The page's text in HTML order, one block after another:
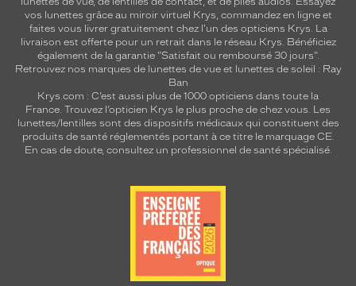
vos lunettes grâce au miroir virtuel Krys, commandez en ligne et
faites vous livrer gratuitement chez l'un des opticiens Krys. La
livraison est offerte pour un retrait dans le réseau Krys. Bénéficiez
également de la garantie "Satisfait ou remboursé 30 jours".
Retrouvez nos marques de lunettes de vue et lunettes de soleil : Ray
Ban
Krys.com : C’est aussi plus de 1000 opticiens dans toute la
France. Trouvez l’opticien Krys le plus proche de chez vous. Les
lunettes/lentilles sont des dispositifs médicaux qui constituent des
produits de santé réglementés portant à ce titre le marquage CE.
En cas de doute, consultez un professionnel de santé spécialisé.